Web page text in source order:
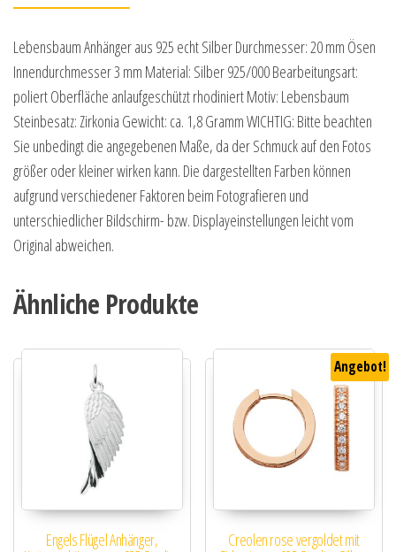
Lebensbaum Anhänger aus 925 echt Silber Durchmesser: 20 mm Ösen
Innendurchmesser 3 mm Material: Silber 925/000 Bearbeitungsart:
poliert Oberfläche anlaufgeschützt rhodiniert Motiv: Lebensbaum
Steinbesatz: Zirkonia Gewicht: ca. 1,8 Gramm WICHTIG: Bitte beachten
Sie unbedingt die angegebenen Maße, da der Schmuck auf den Fotos
größer oder kleiner wirken kann. Die dargestellten Farben können
aufgrund verschiedener Faktoren beim Fotografieren und
unterschiedlicher Bildschirm- bzw. Displayeinstellungen leicht vom
Original abweichen.
Ähnliche Produkte
Engels Flügel Anhänger,
Angebot!
Creolen rose vergoldet mit